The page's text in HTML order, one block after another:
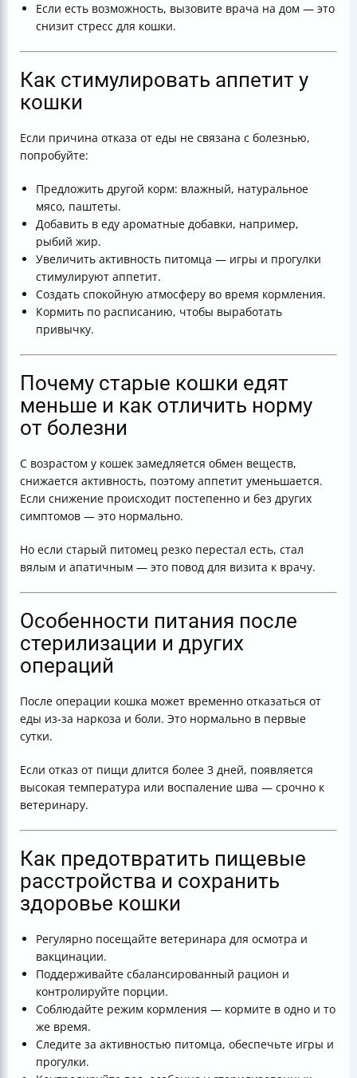
Если есть возможность, вызовите врача на дом — это
снизит стресс для кошки.
Как стимулировать аппетит у
кошки
Если причина отказа от еды не связана с болезнью,
попробуйте:
Предложить другой корм: влажный, натуральное
мясо, паштеты.
Добавить в еду ароматные добавки, например,
рыбий жир.
Увеличить активность питомца — игры и прогулки
стимулируют аппетит.
Создать спокойную атмосферу во время кормления.
Кормить по расписанию, чтобы выработать
привычку.
Почему старые кошки едят
меньше и как отличить норму
от болезни
С возрастом у кошек замедляется обмен веществ,
снижается активность, поэтому аппетит уменьшается.
Если снижение происходит постепенно и без других
симптомов — это нормально.
Но если старый питомец резко перестал есть, стал
вялым и апатичным — это повод для визита к врачу.
Особенности питания после
стерилизации и других
операций
После операции кошка может временно отказаться от
еды из-за наркоза и боли. Это нормально в первые
сутки.
Если отказ от пищи длится более 3 дней, появляется
высокая температура или воспаление шва — срочно к
ветеринару.
Как предотвратить пищевые
расстройства и сохранить
здоровье кошки
Регулярно посещайте ветеринара для осмотра и
вакцинации.
Поддерживайте сбалансированный рацион и
контролируйте порции.
Соблюдайте режим кормления — кормите в одно и то
же время.
Следите за активностью питомца, обеспечьте игры и
прогулки.